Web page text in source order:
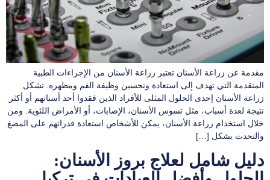
مقدمة عن زراعة الأسنان تعتبر زراعة الأسنان من الإجراءات الطبية
المتقدمة التي تهدف إلى استعادة وتحسين وظيفة الفم ومظهره. تشكل
زراعة الأسنان إحدى الحلول المثلى للأفراد الذين فقدوا أحد أسنانهم أو أكثر
نتيجة لعدة أسباب، مثل تسوس الأسنان، الإصابات، أو الأمراض اللثوية. ومن
خلال استخدام زراعة الأسنان، يمكن للأشخاص استعادة قدراتهم على المضغ
والتحدث بشكل […]
دليل شامل لعلاج بروز الأسنان: